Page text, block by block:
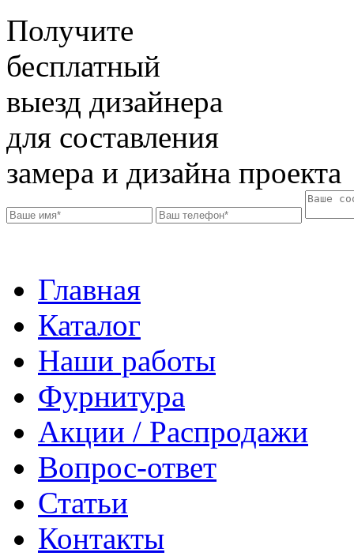
Получите
бесплатный
выезд дизайнера
для составления
замера и дизайна проекта
Главная
Каталог
Наши работы
Фурнитура
Акции / Распродажи
Вопрос-ответ
Статьи
Контакты